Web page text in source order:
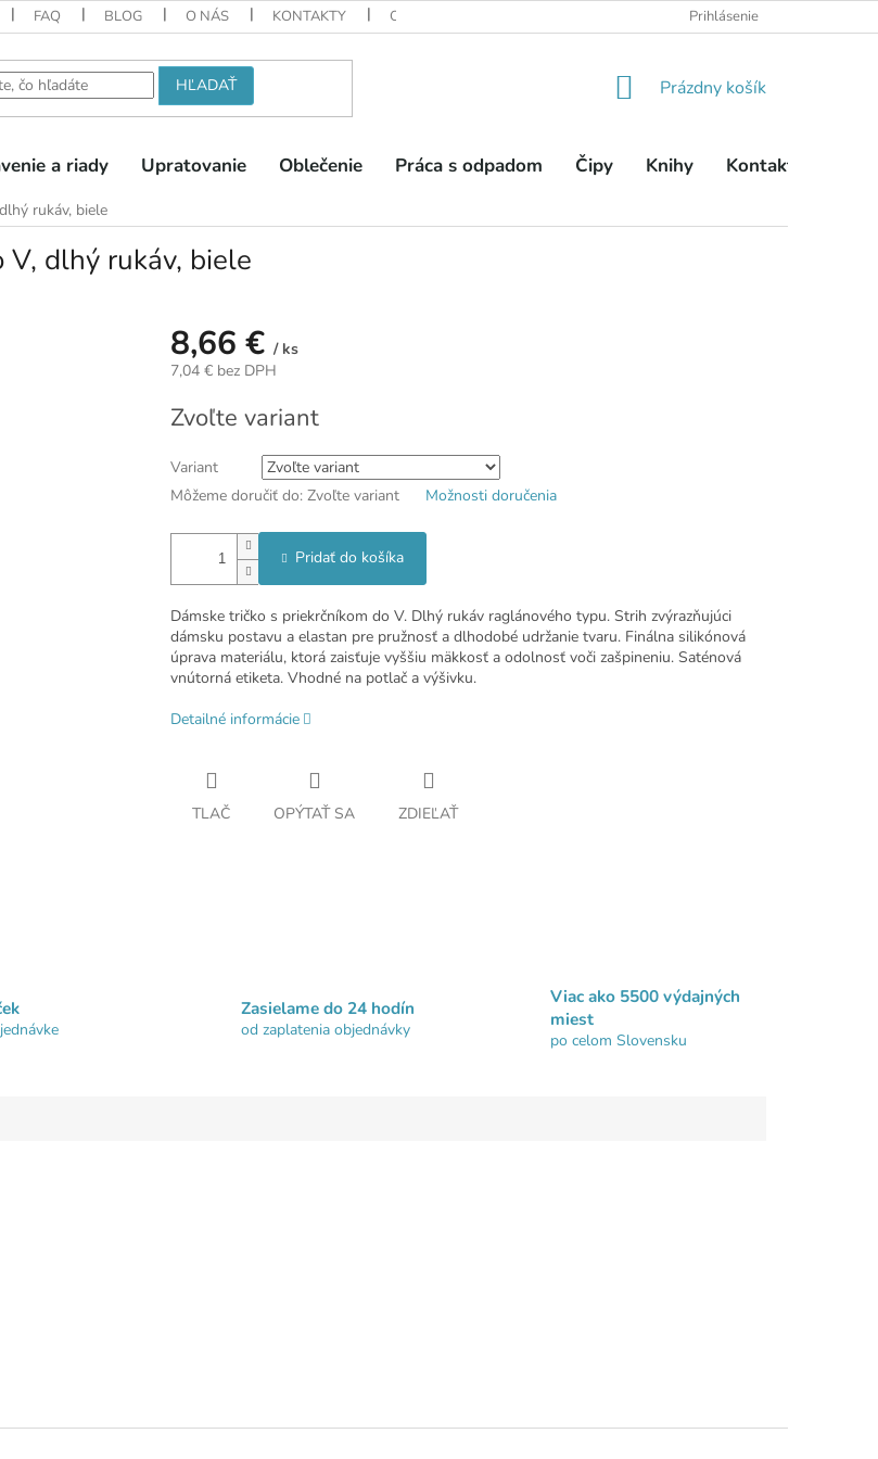
FAQ BLOG O NÁS KONTAKTY OBCHODNÉ PODMIENKY PODMIENKY OCHRANY OSOBNÝCH
Prihlásenie
HĽADAŤ
NÁKUPNÝ
Prázdny košík
a riady Upratovanie Oblečenie Práca s odpadom Čipy Knihy Kontakty
rukáv, biele
V, dlhý rukáv, biele
8,66 € / ks
7,04 € bez DPH
cena:
Zvoľte variant
Variant
Môžeme doručiť do: Zvoľte variant Možnosti doručenia
Pridať do košíka
Dámske tričko s priekrčníkom do V. Dlhý rukáv raglánového typu. Strih zvýrazňujúci
dámsku postavu a elastan pre pružnosť a dlhodobé udržanie tvaru. Finálna silikónová
úprava materiálu, ktorá zaisťuje vyššiu mäkkosť a odolnosť voči zašpineniu. Saténová
vnútorná etiketa. Vhodné na potlač a výšivku.
Detailné informácie
TLAČ OPÝTAŤ SA ZDIEĽAŤ
Zasielame do 24 hodín
od zaplatenia objednávky
Viac ako 5500 výdajných
miest
po celom Slovensku